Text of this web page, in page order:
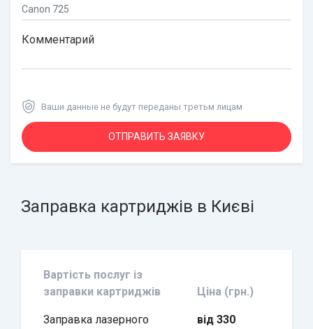
Комментарий
Ваши данные не будут переданы третьм лицам
Заправка картриджів в Києві
Вартість послуг із
заправки картриджів
Ціна (грн.)
Заправка лазерного
від 330